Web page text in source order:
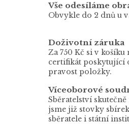
Vše odesíláme
Obvykle do 2 dnů u
Doživotní záruka
Za 750 Kč si v košíku
certifikát poskytující
pravost položky.
Víceoborové
Sběratelství
jsme již stovky
sběratele i státní